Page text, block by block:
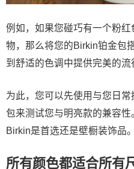
例如，如果您碰巧有一个粉
物，那么将您的Birkin铂金包
到舒适的色调中提供完美的流
为此，您可以先使用与您日
包来测试您与明亮款的兼容
Birkin是首选还是壁橱装饰品。
所有颜色都适合所有